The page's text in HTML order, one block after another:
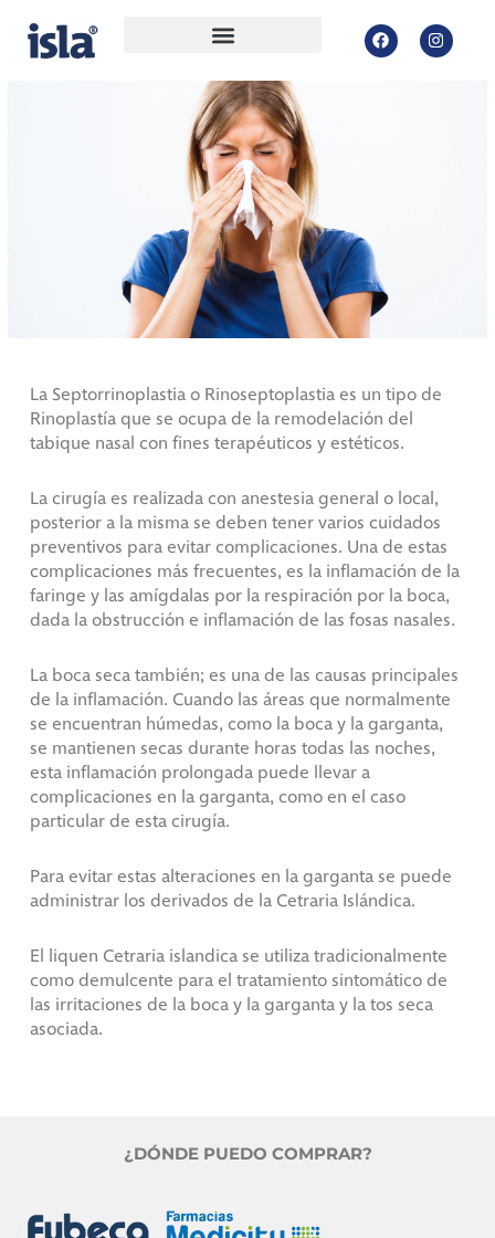
contenido
F
a
c
I
n
s
Faringoamigdalitis post
Rinoseptoplastia
La Septorrinoplastia o Rinoseptoplastia es un tipo de
Rinoplastía que se ocupa de la remodelación del
tabique nasal con fines terapéuticos y estéticos.
La cirugía es realizada con anestesia general o local,
posterior a la misma se deben tener varios cuidados
preventivos para evitar complicaciones. Una de estas
complicaciones más frecuentes, es la inflamación de la
faringe y las amígdalas por la respiración por la boca,
dada la obstrucción e inflamación de las fosas nasales.
La boca seca también; es una de las causas principales
de la inflamación. Cuando las áreas que normalmente
se encuentran húmedas, como la boca y la garganta,
se mantienen secas durante horas todas las noches,
esta inflamación prolongada puede llevar a
complicaciones en la garganta, como en el caso
particular de esta cirugía.
Para evitar estas alteraciones en la garganta se puede
administrar los derivados de la Cetraria Islándica.
El liquen Cetraria islandica se utiliza tradicionalmente
como demulcente para el tratamiento sintomático de
las irritaciones de la boca y la garganta y la tos seca
asociada.
¿DÓNDE PUEDO COMPRAR?